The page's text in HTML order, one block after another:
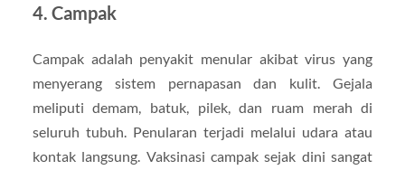
4. Campak
Campak adalah penyakit menular akibat virus yang
menyerang sistem pernapasan dan kulit. Gejala
meliputi demam, batuk, pilek, dan ruam merah di
seluruh tubuh. Penularan terjadi melalui udara atau
kontak langsung. Vaksinasi campak sejak dini sangat